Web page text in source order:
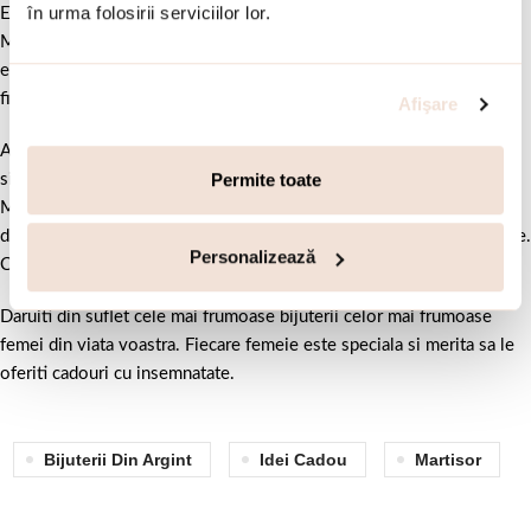
în urma folosirii serviciilor lor.
Afişare
Permite toate
Personalizează
Este de evitat sa oferi bijuterii masive, de tip statement cu ocazia
Martisorului deoarece nu sunt in ton cu ocazia. Alege bijuterii cu
elemente fine si gingase ce vor pastra vie amintirea momentului la
fiecare purtare.
Ambalajul in care oferi cadoul este foarte important. Pe langa cutie
si punga de cadou, ataseaza bijuteriei simbolul principal al
Martisorului si anume, snurul rosu cu alb. Pentru a completa cadoul,
daruieste-i si un buchet de flori de sezon, ghiocei, zambile sau lalele.
Cu siguranta va aprecia aceste detalii.
Daruiti din suflet cele mai frumoase bijuterii celor mai frumoase
femei din viata voastra. Fiecare femeie este speciala si merita sa le
oferiti cadouri cu insemnatate.
Bijuterii Din Argint Idei Cadou Martisor